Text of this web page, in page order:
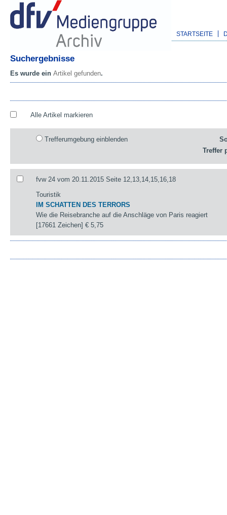
STARTSEITE
Suchergebnisse
Es wurde ein Artikel gefunden.
Alle Artikel markieren
Trefferumgebung einblenden
Treffer
fvw 24 vom 20.11.2015 Seite 12,13,14,15,16,18
Touristik
IM SCHATTEN DES TERRORS
Wie die Reisebranche auf die Anschläge von Paris reagiert
[17661 Zeichen]€ 5,75